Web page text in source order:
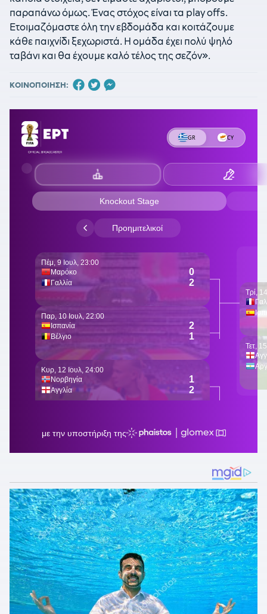
παραπάνω όμως. Ένας στόχος είναι τα play offs.
Ετοιμαζόμαστε όλη την εβδομάδα και κοιτάζουμε
κάθε παιχνίδι ξεχωριστά. Η ομάδα έχει πολύ ψηλό
ταβάνι και θα έχουμε καλό τέλος της σεζόν».
ΚΟΙΝΟΠΟΙΗΣΗ: